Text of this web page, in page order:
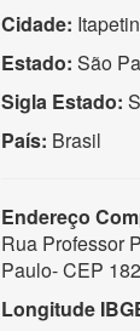
Cidade:
Estado: São
Sigla Estado:
País: Brasil
Endereço
Rua Professor
Paulo- CEP
Longitude